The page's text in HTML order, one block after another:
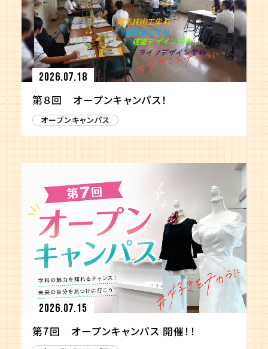
2026.07.18
第８回 オープンキャンパス！
オープンキャンパス
2026.07.15
第7回 オープンキャンパス 開催！！